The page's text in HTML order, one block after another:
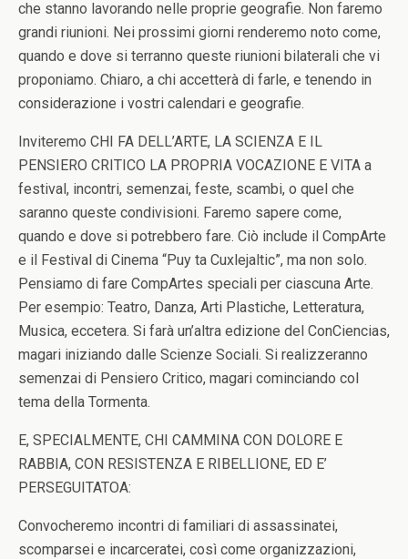
che stanno lavorando nelle proprie geografie. Non faremo
grandi riunioni. Nei prossimi giorni renderemo noto come,
quando e dove si terranno queste riunioni bilaterali che vi
proponiamo. Chiaro, a chi accetterà di farle, e tenendo in
considerazione i vostri calendari e geografie.
Inviteremo CHI FA DELL’ARTE, LA SCIENZA E IL
PENSIERO CRITICO LA PROPRIA VOCAZIONE E VITA a
festival, incontri, semenzai, feste, scambi, o quel che
saranno queste condivisioni. Faremo sapere come,
quando e dove si potrebbero fare. Ciò include il CompArte
e il Festival di Cinema “Puy ta Cuxlejaltic”, ma non solo.
Pensiamo di fare CompArtes speciali per ciascuna Arte.
Per esempio: Teatro, Danza, Arti Plastiche, Letteratura,
Musica, eccetera. Si farà un’altra edizione del ConCiencias,
magari iniziando dalle Scienze Sociali. Si realizzeranno
semenzai di Pensiero Critico, magari cominciando col
tema della Tormenta.
E, SPECIALMENTE, CHI CAMMINA CON DOLORE E
RABBIA, CON RESISTENZA E RIBELLIONE, ED E’
PERSEGUITATOA:
Convocheremo incontri di familiari di assassinatei,
scomparsei e incarceratei, così come organizzazioni,